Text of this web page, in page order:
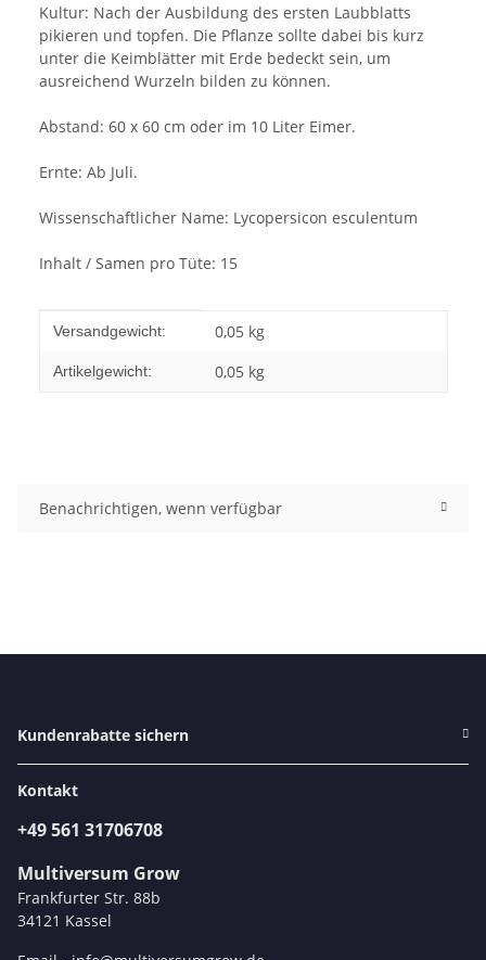
Kultur: Nach der Ausbildung des ersten Laubblatts
pikieren und topfen. Die Pflanze sollte dabei bis kurz
unter die Keimblätter mit Erde bedeckt sein, um
ausreichend Wurzeln bilden zu können.
Abstand: 60 x 60 cm oder im 10 Liter Eimer.
Ernte: Ab Juli.
Wissenschaftlicher Name: Lycopersicon esculentum
Inhalt / Samen pro Tüte: 15
Produkteigenschaft
Wert
Versandgewicht: 0,05 kg
Artikelgewicht: 0,05 kg
Benachrichtigen, wenn verfügbar
Kundenrabatte sichern
Kontakt
+49 561 31706708
Multiversum Grow
Frankfurter Str. 88b
34121 Kassel